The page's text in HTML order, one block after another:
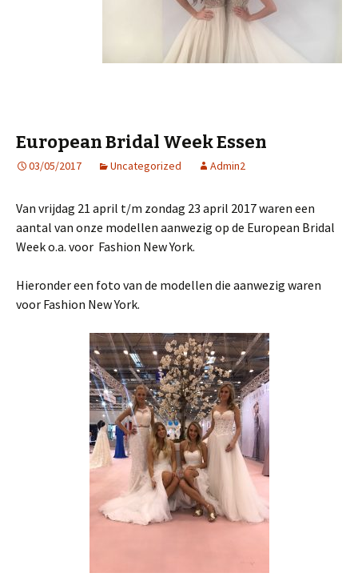
European Bridal Week Essen
03/05/2017 Uncategorized Admin2
Van vrijdag 21 april t/m zondag 23 april 2017 waren een
aantal van onze modellen aanwezig op de European Bridal
Week o.a. voor Fashion New York.
Hieronder een foto van de modellen die aanwezig waren
voor Fashion New York.